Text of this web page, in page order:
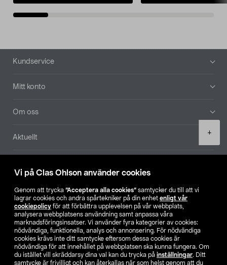
Vi på Clas Ohlson använder cookies
Genom att trycka ”Acceptera alla cookies” samtycker du till att vi
lagrar cookies och andra spårtekniker på din enhet enligt vår
cookiepolicy för att förbättra upplevelsen på vår webbplats,
analysera webbplatsens användning samt anpassa våra
marknadsföringsinsatser. Vi använder fyra kategorier av cookies:
nödvändiga, funktionella, analys och annonsering. För nödvändiga
cookies krävs inte ditt samtycke eftersom dessa cookies är
nödvändiga för att innehållet på webbplatsen ska kunna fungera. Om
du istället vill skräddarsy dina val kan du trycka på inställningar. Ditt
samtycke är frivilligt och kan återkallas när som helst genom att du
+
Sidfot
Kundservice
Mitt konto
Om oss
Aktuellt
Hitta butik
SE NO FI